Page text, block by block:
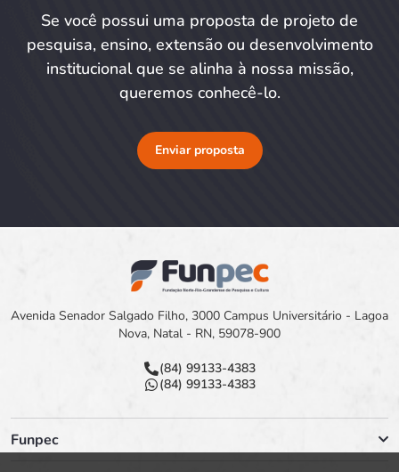
Se você possui uma proposta de projeto de
pesquisa, ensino, extensão ou desenvolvimento
institucional que se alinha à nossa missão,
queremos conhecê-lo.
Enviar proposta
Avenida Senador Salgado Filho, 3000 Campus Universitário - Lagoa
Nova, Natal - RN, 59078-900
(84) 99133-4383
(84) 99133-4383
Funpec